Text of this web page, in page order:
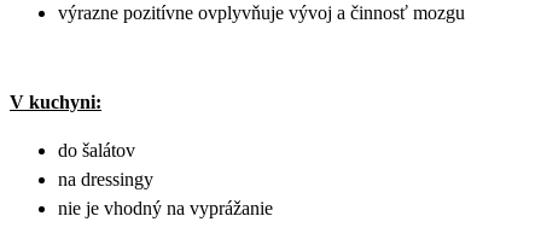
výrazne pozitívne ovplyvňuje vývoj a činnosť mozgu
V kuchyni:
do šalátov
na dressingy
nie je vhodný na vyprážanie